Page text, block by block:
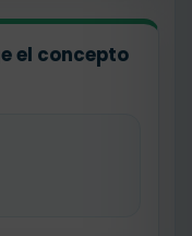
el concepto